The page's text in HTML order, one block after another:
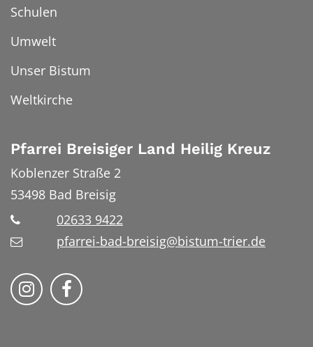
Schulen
Umwelt
Unser Bistum
Weltkirche
Pfarrei Breisiger Land Heilig Kreuz
Koblenzer Straße 2
53498 Bad Breisig
02633 9422
pfarrei-bad-breisig@bistum-trier.de
Folge uns auf Instragram
Folge uns auf Facebook